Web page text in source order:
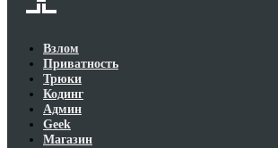
Взлом
Приватность
Трюки
Кодинг
Админ
Geek
Магазин